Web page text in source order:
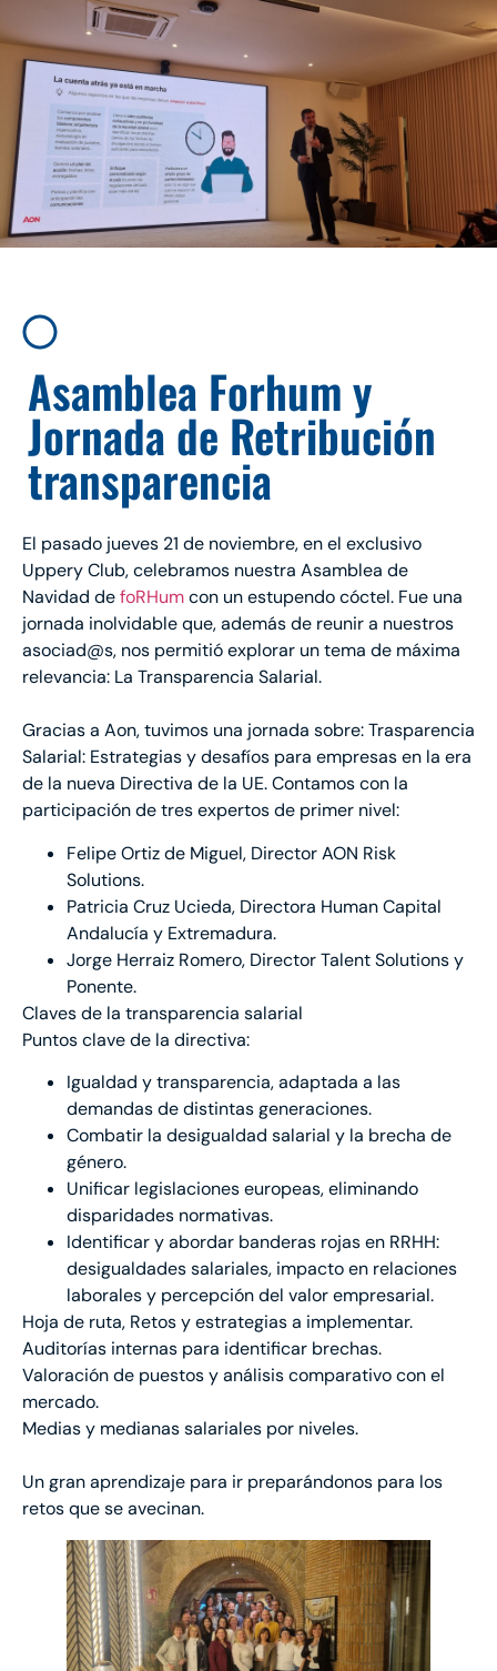
Asamblea Forhum y
Jornada de Retribución
transparencia
El pasado jueves 21 de noviembre, en el exclusivo
Uppery Club, celebramos nuestra Asamblea de
Navidad defoRHumcon un estupendo cóctel. Fue una
jornada inolvidable que, además de reunir a nuestros
asociad@s, nos permitió explorar un tema de máxima
relevancia: La Transparencia Salarial.
Gracias a Aon, tuvimos una jornada sobre: Trasparencia
Salarial: Estrategias y desafíos para empresas en la era
de la nueva Directiva de la UE. Contamos con la
participación de tres expertos de primer nivel:
Felipe Ortiz de Miguel, Director AON Risk
Solutions.
Patricia Cruz Ucieda, Directora Human Capital
Andalucía y Extremadura.
Jorge Herraiz Romero, Director Talent Solutions y
Ponente.
Claves de la transparencia salarial
Puntos clave de la directiva:
Igualdad y transparencia, adaptada a las
demandas de distintas generaciones.
Combatir la desigualdad salarial y la brecha de
género.
Unificar legislaciones europeas, eliminando
disparidades normativas.
Identificar y abordar banderas rojas en RRHH:
desigualdades salariales, impacto en relaciones
laborales y percepción del valor empresarial.
Hoja de ruta, Retos y estrategias a implementar.
Auditorías internas para identificar brechas.
Valoración de puestos y análisis comparativo con el
mercado.
Medias y medianas salariales por niveles.
Un gran aprendizaje para ir preparándonos para los
retos que se avecinan.